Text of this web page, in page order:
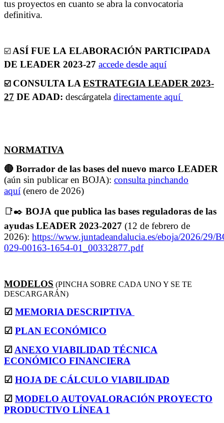
tus proyectos en cuanto se abra la convocatoria
definitiva.
☑️ ASÍ FUE LA ELABORACIÓN PARTICIPADA
DE LEADER 2023-27 accede desde aquí
☑️ CONSULTA LAESTRATEGIA LEADER 2023-
27 DE ADAD: descárgatela directamente aquí
NORMATIVA
🔴 Borrador de las bases del nuevo marco LEADER
(aún sin publicar en BOJA): consulta pinchando
aquí (enero de 2026)
📑✒️ BOJA que publica las bases reguladoras de las
ayudas LEADER 2023-2027 (12 de febrero de
2026): https://www.juntadeandalucia.es/eboja/2026/29/
029-00163-1654-01_00332877.pdf
MODELOS (PINCHA SOBRE CADA UNO Y SE TE
DESCARGARÁN)
☑ MEMORIA DESCRIPTIVA
☑ PLAN ECONÓMICO
☑ ANEXO VIABILIDAD TÉCNICA
ECONÓMICO FINANCIERA
☑ HOJA DE CÁLCULO VIABILIDAD
☑ MODELO AUTOVALORACIÓN PROYECTO
PRODUCTIVO LÍNEA 1